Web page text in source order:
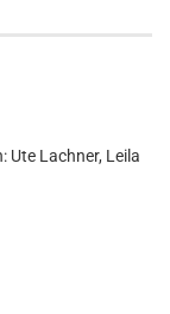
Lachner, Leila